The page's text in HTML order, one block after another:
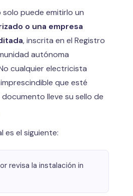
puede emitirlo un
o una empresa
, inscrita en el Registro
autónoma
cualquier electricista
que esté
lleve su sello de
es el siguiente:
revisa la instalación in